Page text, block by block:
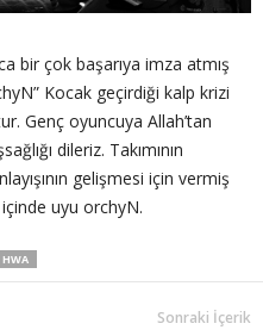
bir çok başarıya imza atmış
Kocak geçirdiği kalp krizi
Genç oyuncuya Allah’tan
dileriz. Takımının
gelişmesi için vermiş
uyu orchyN.
HWA
Sonraki İçerik